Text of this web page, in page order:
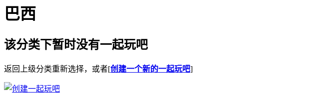
巴西
该分类下暂时没有一起玩吧
返回上级分类重新选择，或者[创建一个新的一起玩吧]